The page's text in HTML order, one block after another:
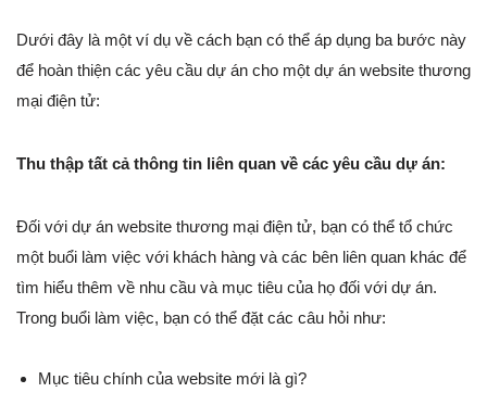
Dưới đây là một ví dụ về cách bạn có thể áp dụng ba bước này
để hoàn thiện các yêu cầu dự án cho một dự án website thương
mại điện tử:
Thu thập tất cả thông tin liên quan về các yêu cầu dự án:
Đối với dự án website thương mại điện tử, bạn có thể tổ chức
một buổi làm việc với khách hàng và các bên liên quan khác để
tìm hiểu thêm về nhu cầu và mục tiêu của họ đối với dự án.
Trong buổi làm việc, bạn có thể đặt các câu hỏi như:
Mục tiêu chính của website mới là gì?